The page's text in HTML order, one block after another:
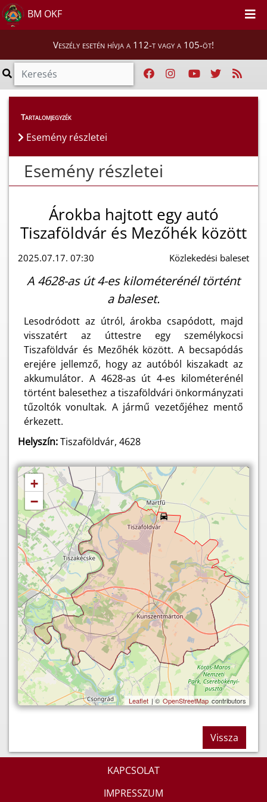
BM OKF
Veszély esetén hívja a 112-t vagy a 105-öt!
Esemény részletei
Tartalomjegyzék
Esemény részletei
Esemény részletei
Árokba hajtott egy autó
Tiszaföldvár és Mezőhék között
2025.07.17. 07:30 Közlekedési baleset
A 4628-as út 4-es kilométerénél történt
a baleset.
Lesodródott az útról, árokba csapódott, majd
visszatért az úttestre egy személykocsi
Tiszaföldvár és Mezőhék között. A becsapódás
erejére jellemző, hogy az autóból kiszakadt az
akkumulátor. A 4628-as út 4-es kilométerénél
történt balesethez a tiszaföldvári önkormányzati
tűzoltók vonultak. A jármű vezetőjéhez mentő
érkezett.
Helyszín:Tiszaföldvár, 4628
+
−
Leaflet | © OpenStreetMap contributors
Vissza
KAPCSOLAT
IMPRESSZUM